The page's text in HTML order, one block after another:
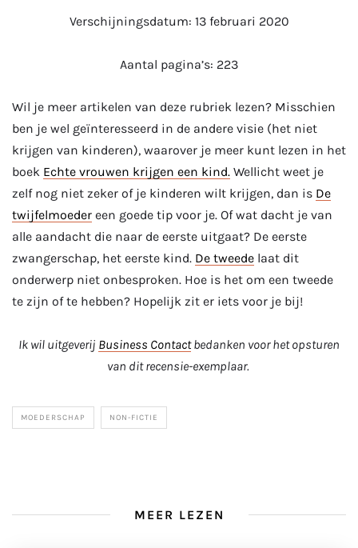
Verschijningsdatum: 13 februari 2020
Aantal pagina’s: 223
Wil je meer artikelen van deze rubriek lezen? Misschien
ben je wel geïnteresseerd in de andere visie (het niet
krijgen van kinderen), waarover je meer kunt lezen in het
boek Echte vrouwen krijgen een kind. Wellicht weet je
zelf nog niet zeker of je kinderen wilt krijgen, dan is De
twijfelmoeder een goede tip voor je. Of wat dacht je van
alle aandacht die naar de eerste uitgaat? De eerste
zwangerschap, het eerste kind. De tweede laat dit
onderwerp niet onbesproken. Hoe is het om een tweede
te zijn of te hebben? Hopelijk zit er iets voor je bij!
Ik wil uitgeverij Business Contactbedanken voor het opsturen
van dit recensie-exemplaar.
MOEDERSCHAP NON-FICTIE
MEER LEZEN